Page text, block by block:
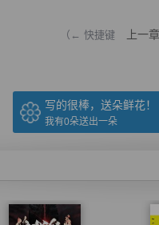
（← 快捷键 上一章
写的很棒，送朵鲜花！
我有0朵送出一朵